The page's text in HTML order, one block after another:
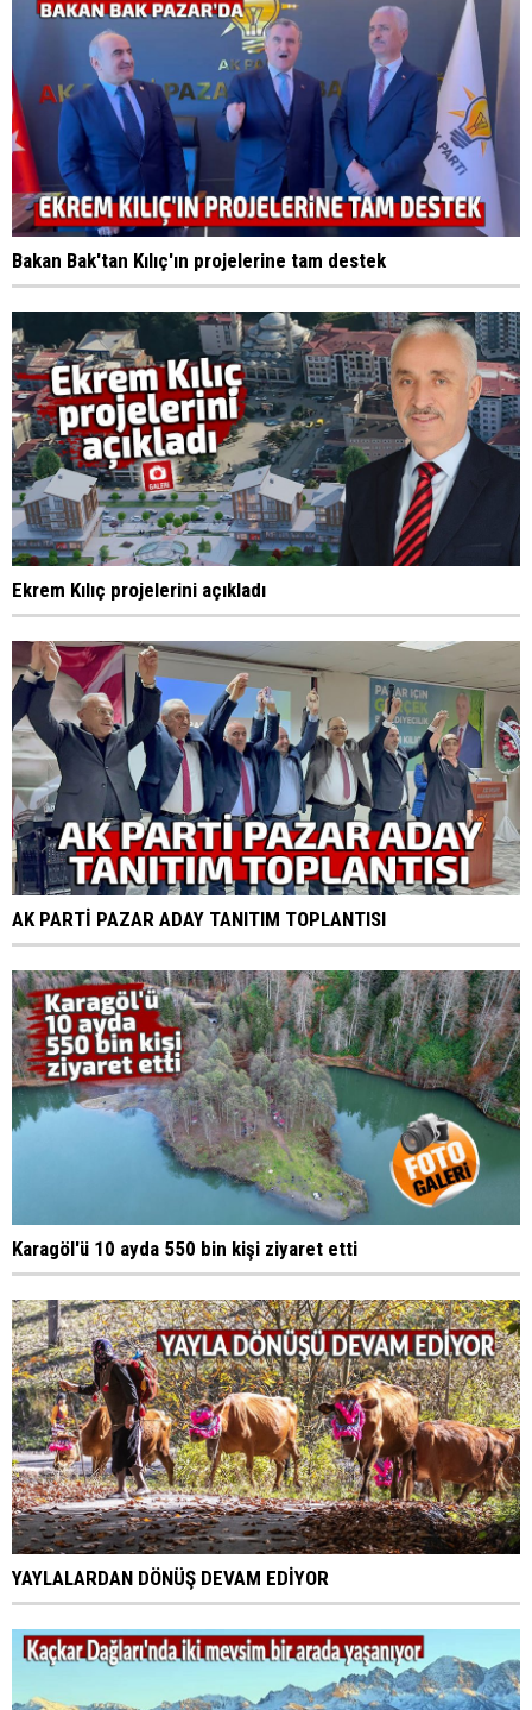
Bakan Bak'tan Kılıç'ın projelerine tam destek
Ekrem Kılıç projelerini açıkladı
AK PARTİ PAZAR ADAY TANITIM TOPLANTISI
Karagöl'ü 10 ayda 550 bin kişi ziyaret etti
YAYLALARDAN DÖNÜŞ DEVAM EDİYOR